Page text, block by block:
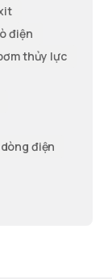
điện
thủy lực
điện